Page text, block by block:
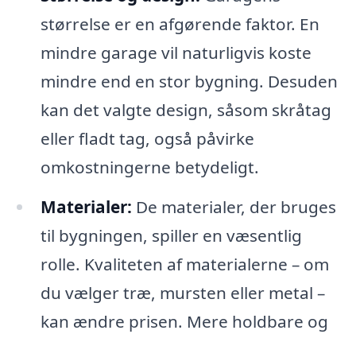
størrelse er en afgørende faktor. En
mindre garage vil naturligvis koste
mindre end en stor bygning. Desuden
kan det valgte design, såsom skråtag
eller fladt tag, også påvirke
omkostningerne betydeligt.
Materialer: De materialer, der bruges
til bygningen, spiller en væsentlig
rolle. Kvaliteten af materialerne – om
du vælger træ, mursten eller metal –
kan ændre prisen. Mere holdbare og